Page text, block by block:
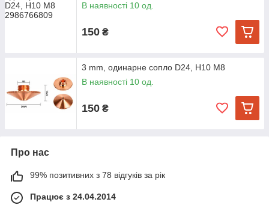
В наявності 10 од.
150 ₴
3 mm, одинарне сопло D24, H10 M8
В наявності 10 од.
150 ₴
Про нас
99% позитивних з 78 відгуків за рік
Працює з 24.04.2014